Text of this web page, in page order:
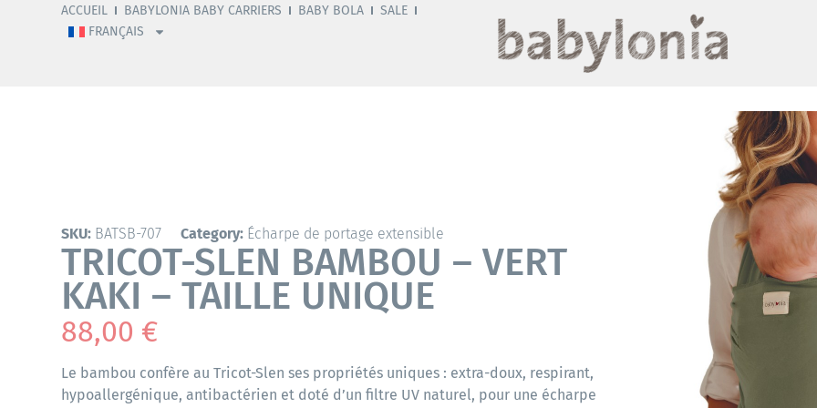
ACCUEIL BABYLONIA BABY CARRIERS BABY BOLA
SALE
FRANÇAIS
SKU: BATSB-707 Category: Écharpe de portage extensible
TRICOT-SLEN BAMBOU – VERT
KAKI – TAILLE UNIQUE
88,00 €
Le bambou confère au Tricot-Slen ses propriétés uniques : extra-doux, respirant,
hypoallergénique, antibactérien et doté d’un filtre UV naturel, pour une écharpe